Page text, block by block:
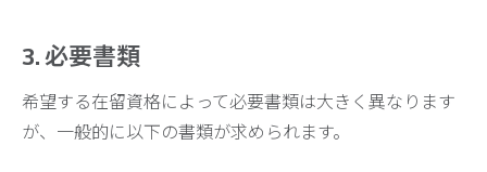
3. 必要書類
希望する在留資格によって必要書類は大きく異なります
が、一般的に以下の書類が求められます。